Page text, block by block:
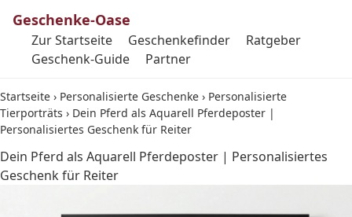
Geschenke-Oase
Zur Startseite Geschenkefinder
Ratgeber
Geschenk-Guide
Partner
Startseite › Personalisierte Geschenke › Personalisierte
Tierporträts › Dein Pferd als Aquarell Pferdeposter |
Personalisiertes Geschenk für Reiter
Dein Pferd als Aquarell Pferdeposter | Personalisiertes
Geschenk für Reiter